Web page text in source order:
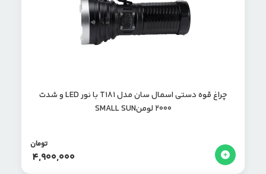
چراغ قوه دستی اسمال سان مدل T181 با نور LED و شدت
۲۰۰۰ لومنSMALL SUN
4,900,000
تومان